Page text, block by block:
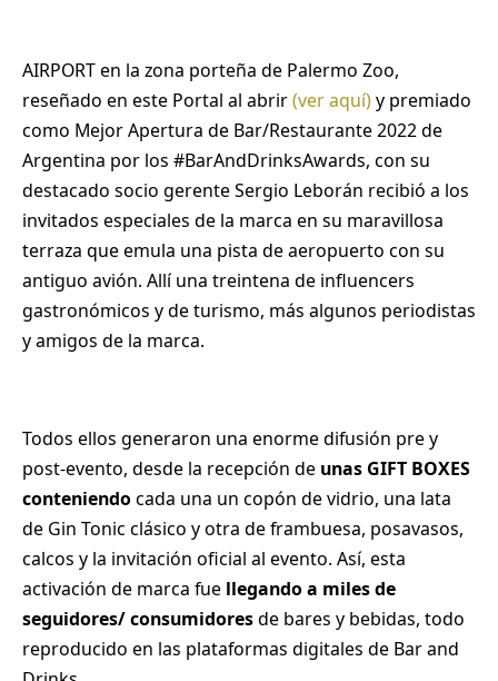
AIRPORT en la zona porteña de Palermo Zoo,
reseñado en este Portal al abrir(ver aquí)y premiado
como Mejor Apertura de Bar/Restaurante 2022 de
Argentina por los #BarAndDrinksAwards, con su
destacado socio gerente Sergio Leborán recibió a los
invitados especiales de la marca en su maravillosa
terraza que emula una pista de aeropuerto con su
antiguo avión. Allí una treintena de influencers
gastronómicos y de turismo, más algunos periodistas
y amigos de la marca.
Todos ellos generaron una enorme difusión pre y
post-evento, desde la recepción de unas GIFT BOXES
conteniendocada una un copón de vidrio, una lata
de Gin Tonic clásico y otra de frambuesa, posavasos,
calcos y la invitación oficial al evento. Así, esta
activación de marca fue llegando a miles de
seguidores/ consumidoresde bares y bebidas, todo
reproducido en las plataformas digitales de Bar and